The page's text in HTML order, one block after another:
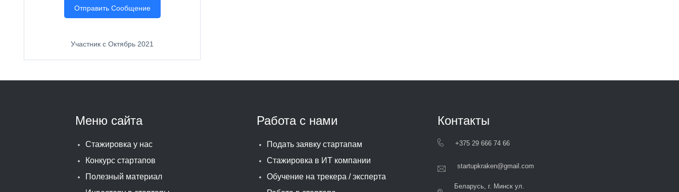
Отправить Сообщение
Участник с Октябрь 2021
Меню сайта
Стажировка у нас
Конкурс стартапов
Полезный материал
Работа с нами
Подать заявку стартапам
Стажировка в ИТ компании
Обучение на трекера / эксперта
Контакты
+375 29 666 74 66
startupkraken@gmail.com
Беларусь, г. Минск ул.